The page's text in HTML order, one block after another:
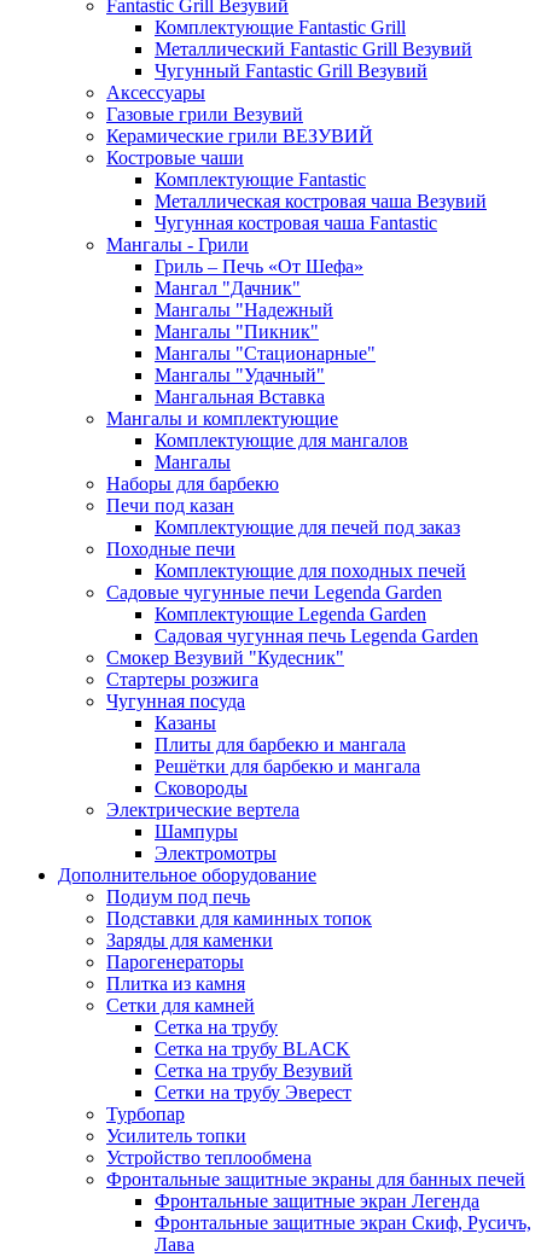
Fantastic Grill Везувий
Комплектующие Fantastic Grill
Металлический Fantastic Grill Везувий
Чугунный Fantastic Grill Везувий
Аксессуары
Газовые грили Везувий
Керамические грили ВЕЗУВИЙ
Костровые чаши
Комплектующие Fantastic
Металлическая костровая чаша Везувий
Чугунная костровая чаша Fantastic
Мангалы - Грили
Гриль – Печь «От Шефа»
Мангал "Дачник"
Мангалы "Надежный
Мангалы "Пикник"
Мангалы "Стационарные"
Мангалы "Удачный"
Мангальная Вставка
Мангалы и комплектующие
Комплектующие для мангалов
Мангалы
Наборы для барбекю
Печи под казан
Комплектующие для печей под заказ
Походные печи
Комплектующие для походных печей
Садовые чугунные печи Legenda Garden
Комплектующие Legenda Garden
Садовая чугунная печь Legenda Garden
Смокер Везувий "Кудесник"
Стартеры розжига
Чугунная посуда
Казаны
Плиты для барбекю и мангала
Решётки для барбекю и мангала
Сковороды
Электрические вертела
Шампуры
Электромотры
Дополнительное оборудование
Подиум под печь
Подставки для каминных топок
Заряды для каменки
Парогенераторы
Плитка из камня
Сетки для камней
Сетка на трубу
Сетка на трубу BLACK
Сетка на трубу Везувий
Сетки на трубу Эверест
Турбопар
Усилитель топки
Устройство теплообмена
Фронтальные защитные экраны для банных печей
Фронтальные защитные экран Легенда
Фронтальные защитные экран Скиф, Русичъ,
Лава